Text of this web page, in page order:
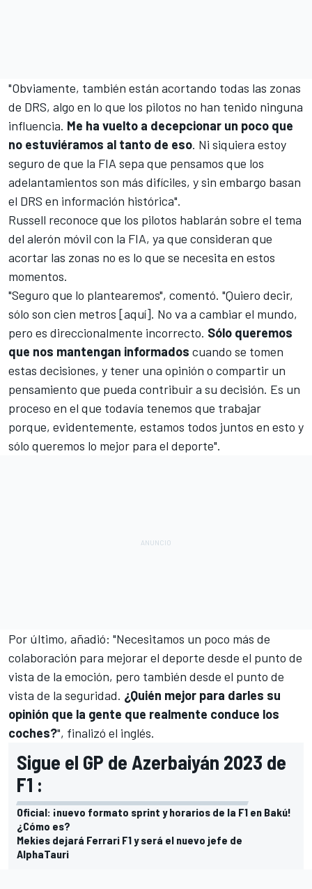
"Obviamente, también están acortando todas las zonas
de DRS, algo en lo que los pilotos no han tenido ninguna
influencia. Me ha vuelto a decepcionar un poco que
no estuviéramos al tanto de eso. Ni siquiera estoy
seguro de que la FIA sepa que pensamos que los
adelantamientos son más difíciles, y sin embargo basan
el DRS en información histórica".
Russell reconoce que los pilotos hablarán sobre el tema
del alerón móvil con la FIA, ya que consideran que
acortar las zonas no es lo que se necesita en estos
momentos.
"Seguro que lo plantearemos", comentó. "Quiero decir,
sólo son cien metros [aquí]. No va a cambiar el mundo,
pero es direccionalmente incorrecto. Sólo queremos
que nos mantengan informados cuando se tomen
estas decisiones, y tener una opinión o compartir un
pensamiento que pueda contribuir a su decisión. Es un
proceso en el que todavía tenemos que trabajar
porque, evidentemente, estamos todos juntos en esto y
sólo queremos lo mejor para el deporte".
Por último, añadió: "Necesitamos un poco más de
colaboración para mejorar el deporte desde el punto de
vista de la emoción, pero también desde el punto de
vista de la seguridad. ¿Quién mejor para darles su
opinión que la gente que realmente conduce los
coches?", finalizó el inglés.
Sigue el GP de Azerbaiyán 2023 de
F1 :
Oficial: ¡nuevo formato sprint y horarios de la F1 en Bakú!
¿Cómo es?
Mekies dejará Ferrari F1 y será el nuevo jefe de
AlphaTauri